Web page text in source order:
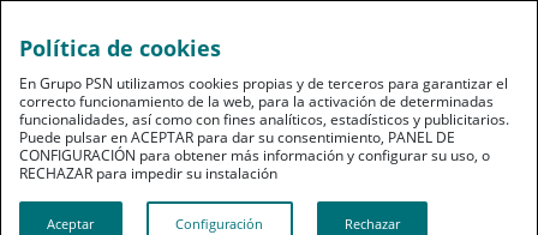
Comunicado 14/04/15
Política de cookies
En Grupo PSN utilizamos cookies propias y de terceros para garantizar el
correcto funcionamiento de la web, para la activación de determinadas
funcionalidades, así como con fines analíticos, estadísticos y publicitarios.
Puede pulsar en ACEPTAR para dar su consentimiento, PANEL DE
CONFIGURACIÓN para obtener más información y configurar su uso, o
RECHAZAR para impedir su instalación​​​​​​​
Aceptar Configuración Rechazar